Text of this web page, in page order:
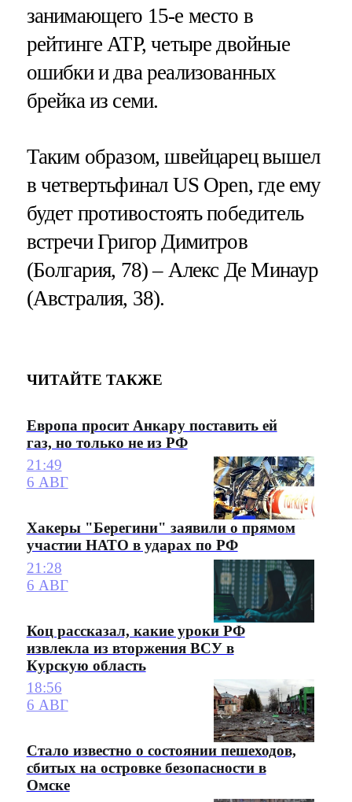
занимающего 15-е место в
рейтинге ATP, четыре двойные
ошибки и два реализованных
брейка из семи.
Таким образом, швейцарец вышел
в четвертьфинал US Open, где ему
будет противостоять победитель
встречи Григор Димитров
(Болгария, 78) – Алекс Де Минаур
(Австралия, 38).
ЧИТАЙТЕ ТАКЖЕ
Европа просит Анкару поставить ей
газ, но только не из РФ
21:49
6 АВГ
Хакеры "Берегини" заявили о прямом
участии НАТО в ударах по РФ
21:28
6 АВГ
Коц рассказал, какие уроки РФ
извлекла из вторжения ВСУ в
Курскую область
18:56
6 АВГ
Стало известно о состоянии пешеходов,
сбитых на островке безопасности в
Омске